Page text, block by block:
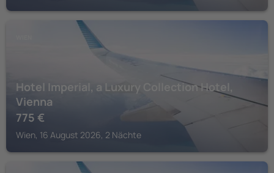
Hotel Imperial, a Luxury Collection Hotel,
Vienna
775 €
Wien, 16 August 2026, 2 Nächte